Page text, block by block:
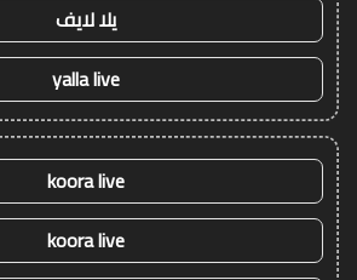
يلا لايف
yalla live
koora live
koora live